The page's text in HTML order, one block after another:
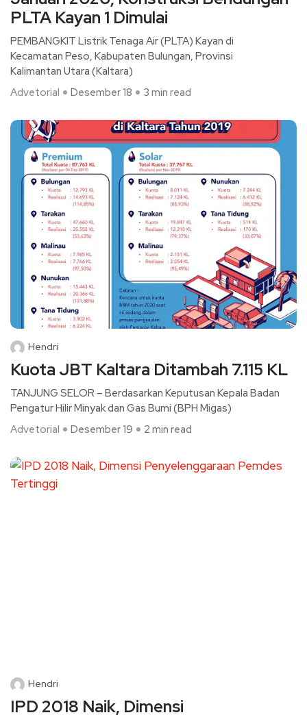
PLTA Kayan 1 Dimulai
PEMBANGKIT Listrik Tenaga Air (PLTA) Kayan di
Kecamatan Peso, Kabupaten Bulungan, Provinsi
Kalimantan Utara (Kaltara)
Advetorial
Desember 18 3 min read
Hendri
Kuota JBT Kaltara Ditambah 7.115 KL
TANJUNG SELOR – Berdasarkan Keputusan Kepala Badan
Pengatur Hilir Minyak dan Gas Bumi (BPH Migas)
Advetorial
Desember 19 2 min read
Hendri
IPD 2018 Naik, Dimensi